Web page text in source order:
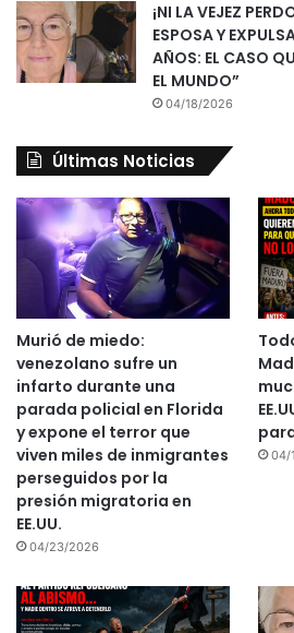
¡NI LA VEJEZ
ESPOSA Y
AÑOS: EL CASO
EL MUNDO”
04/18/2026
Últimas Noticias
Murió de miedo:
venezolano sufre un
infarto durante una
parada policial en Florida
y expone el terror que
viven miles de inmigrantes
perseguidos por la
presión migratoria en
EE.UU.
04/23/2026
04/